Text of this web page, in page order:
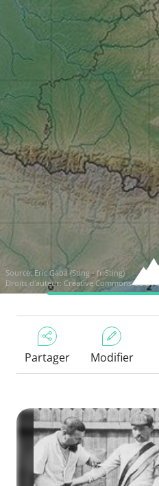
Source:Eric Gaba (Sting - fr:Sting)
Droits d'auteur: Creative Commons CC BY-
Partager Modifier